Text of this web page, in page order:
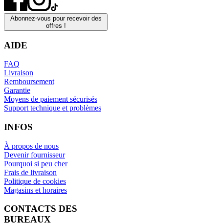
Abonnez-vous pour recevoir des
offres !
AIDE
FAQ
Livraison
Remboursement
Garantie
Moyens de paiement sécurisés
Support technique et problèmes
INFOS
À propos de nous
Devenir fournisseur
Pourquoi si peu cher
Frais de livraison
Politique de cookies
Magasins et horaires
CONTACTS DES
BUREAUX